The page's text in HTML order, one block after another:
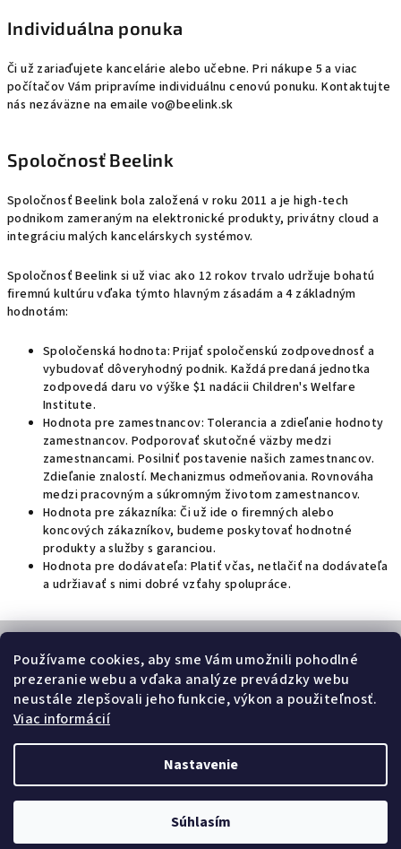
Používame cookies, aby sme Vám umožnili pohodlné
prezeranie webu a vďaka analýze prevádzky webu
neustále zlepšovali jeho funkcie, výkon a použiteľnosť.
Viac informácií
Nastavenie
Súhlasím
Individuálna ponuka
Či už zariaďujete kancelárie alebo učebne. Pri nákupe 5 a viac
počítačov Vám pripravíme individuálnu cenovú ponuku. Kontaktujte
nás nezáväzne na emaile vo@beelink.sk
Spoločnosť Beelink
Spoločnosť Beelink bola založená v roku 2011 a je high-tech
podnikom zameraným na elektronické produkty, privátny cloud a
integráciu malých kancelárskych systémov.
Spoločnosť Beelink si už viac ako 12 rokov trvalo udržuje bohatú
firemnú kultúru vďaka týmto hlavným zásadám a 4 základným
hodnotám:
Spoločenská hodnota: Prijať spoločenskú zodpovednosť a
vybudovať dôveryhodný podnik. Každá predaná jednotka
zodpovedá daru vo výške $1 nadácii Children's Welfare
Institute.
Hodnota pre zamestnancov: Tolerancia a zdieľanie hodnoty
zamestnancov. Podporovať skutočné väzby medzi
zamestnancami. Posilniť postavenie našich zamestnancov.
Zdieľanie znalostí. Mechanizmus odmeňovania. Rovnováha
medzi pracovným a súkromným životom zamestnancov.
Hodnota pre zákazníka: Či už ide o firemných alebo
koncových zákazníkov, budeme poskytovať hodnotné
produkty a služby s garanciou.
Hodnota pre dodávateľa: Platiť včas, netlačiť na dodávateľa
a udržiavať s nimi dobré vzťahy spolupráce.
Z
Nákupný košík
Vytvoril Shoptet